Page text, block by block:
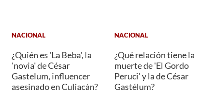
NACIONAL
¿Quién es 'La Beba', la
'novia' de César
Gastelum, influencer
asesinado en Culiacán?
NACIONAL
¿Qué relación tiene la
muerte de 'El Gordo
Peruci' y la de César
Gastélum?